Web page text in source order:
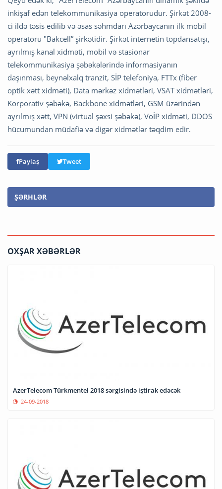
inkişaf edən telekommunikasiya operatorudur. Şirkət 2008-
ci ildə təsis edilib və əsas səhmdarı Azərbaycanın ilk mobil
operatoru "Bakcell” şirkətidir. Şirkət internetin topdansatışı,
ayrılmış kanal xidməti, mobil və stasionar
telekommunikasiya şəbəkələrində informasiyanın
daşınması, beynəlxalq tranzit, SİP telefoniya, FTTx (fiber
optik xətt xidməti), Data mərkəz xidmətləri, VSAT xidmətləri,
Korporativ şəbəkə, Backbone xidmətləri, GSM üzərindən
ayrılmış xətt, VPN (virtual şəxsi şəbəkə), VoİP xidməti, DDOS
hücumundan müdafiə və digər xidmətlər təqdim edir.
Paylaş Tweet
ŞƏRHLƏR
OXŞAR XƏBƏRLƏR
AzerTelecom Türkmentel 2018 sərgisində iştirak edəcək
24-09-2018